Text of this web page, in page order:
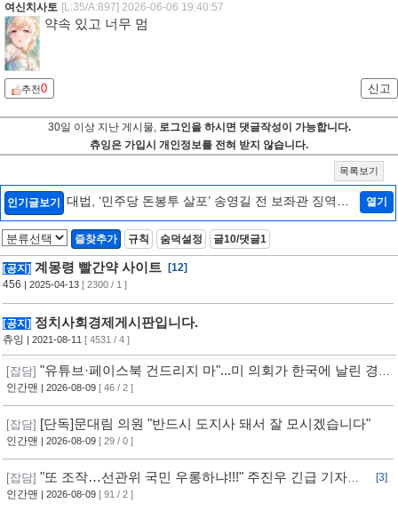
여신치사토 [L:35/A:897] 2026-06-06 19:40:57
약속 있고 너무 멈
추천0 신고
30일 이상 지난 게시물, 로그인을 하시면 댓글작성이 가능합니다.
츄잉은 가입시 개인정보를 전혀 받지 않습니다.
목록보기
인기글보기
대법, ‘민주당 돈봉투 살포’ 송영길 전 보좌관 징역형
확정 [4]
열기
즐찾추가 규칙 숨덕설정 글10/댓글1
[공지] 계몽령 빨간약 사이트
[12]
456 | 2025-04-13 [ 2300 / 1 ]
[공지] 정치사회경제게시판입니다.
츄잉 | 2021-08-11 [ 4531 / 4 ]
[잡담] "유튜브·페이스북 건드리지 마"...미 의회가 한국에 날린 경
고 [자막뉴스]
인간맨 | 2026-08-09 [ 46 / 2 ]
[잡담] [단독]문대림 의원 "반드시 도지사 돼서 잘 모시겠습니다"
인간맨 | 2026-08-09 [ 29 / 0 ]
[잡담] "또 조작…선관위 국민 우롱하냐!!!" 주진우 긴급 기자회
견 [현장영상] / 채널A
[3]
인간맨 | 2026-08-09 [ 91 / 2 ]